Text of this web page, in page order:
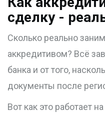
сделку -
Сколько реально
аккредитивом? Всё
банка и от того,
документы после
Вот как это работает